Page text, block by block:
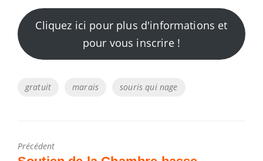
Cliquez ici pour plus d'informations et
pour vous inscrire !
Tags
gratuit marais souris qui nage
Précédent
Poste